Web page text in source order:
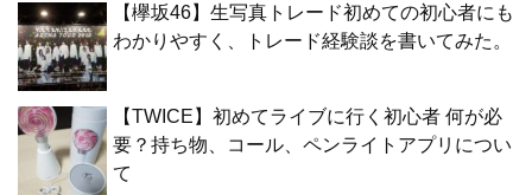
【欅坂46】生写真トレード初めての初心者にも
わかりやすく、トレード経験談を書いてみた。
【TWICE】初めてライブに行く初心者 何が必
要？持ち物、コール、ペンライトアプリについ
て